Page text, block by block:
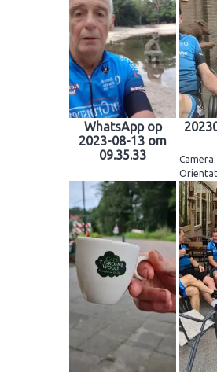
WhatsApp op
2023-08-13 om
09.35.33